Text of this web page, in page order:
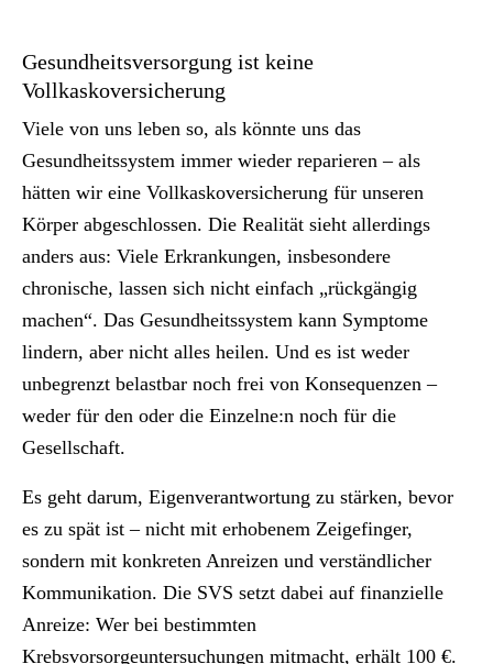
Gesundheitsversorgung ist keine
Vollkaskoversicherung
Viele von uns leben so, als könnte uns das
Gesundheitssystem immer wieder reparieren – als
hätten wir eine Vollkaskoversicherung für unseren
Körper abgeschlossen. Die Realität sieht allerdings
anders aus: Viele Erkrankungen, insbesondere
chronische, lassen sich nicht einfach „rückgängig
machen“. Das Gesundheitssystem kann Symptome
lindern, aber nicht alles heilen. Und es ist weder
unbegrenzt belastbar noch frei von Konsequenzen –
weder für den oder die Einzelne:n noch für die
Gesellschaft.
Es geht darum, Eigenverantwortung zu stärken, bevor
es zu spät ist – nicht mit erhobenem Zeigefinger,
sondern mit konkreten Anreizen und verständlicher
Kommunikation. Die SVS setzt dabei auf finanzielle
Anreize: Wer bei bestimmten
Krebsvorsorgeuntersuchungen mitmacht, erhält 100 €.